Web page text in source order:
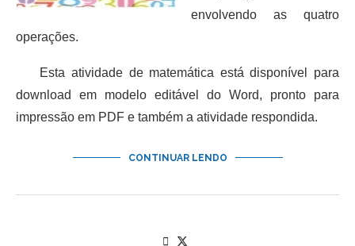
envolvendo as quatro
operações.
Esta atividade de matemática está disponível para
download em modelo editável do Word, pronto para
impressão em PDF e também a atividade respondida.
CONTINUAR LENDO